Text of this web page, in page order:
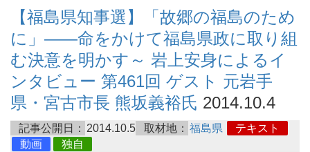
【福島県知事選】「故郷の福島のため
に」――命をかけて福島県政に取り組
む決意を明かす～ 岩上安身によるイ
ンタビュー 第461回 ゲスト 元岩手
県・宮古市長 熊坂義裕氏 2014.10.4
記事公開日： 2014.10.5 取材地： 福島県
テキスト
動画
独自